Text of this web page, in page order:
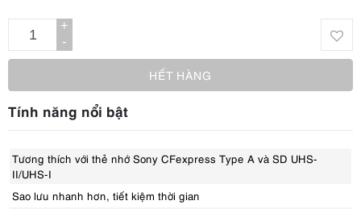
+
-
HẾT HÀNG
Tính năng nổi bật
Tương thích với thẻ nhớ Sony CFexpress Type A và SD UHS-
II/UHS-I
Sao lưu nhanh hơn, tiết kiệm thời gian